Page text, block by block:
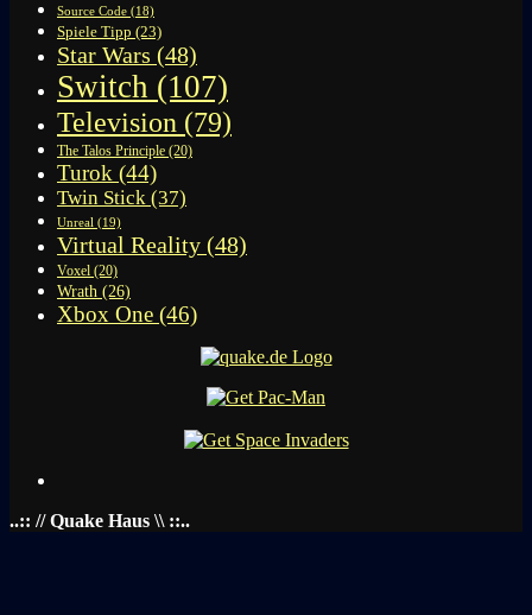
Source Code (18)
Spiele Tipp (23)
Star Wars (48)
Switch (107)
Television (79)
The Talos Principle (20)
Turok (44)
Twin Stick (37)
Unreal (19)
Virtual Reality (48)
Voxel (20)
Wrath (26)
Xbox One (46)
..:: // Quake Haus \\ ::..